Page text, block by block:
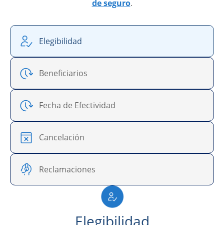
de seguro.
Elegibilidad
Beneficiarios
Fecha de Efectividad
Cancelación
Reclamaciones
Elegibilidad